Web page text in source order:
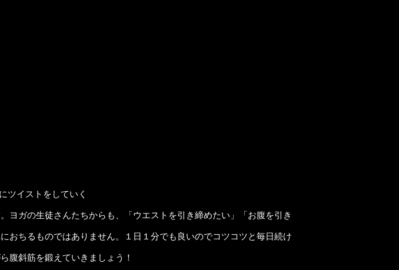
ツイストをしていく
ヨガの生徒さんたちからも、「ウエストを引き締めたい」「お腹を引き
おちるものではありません。１日１分でも良いのでコツコツと毎日続け
腹斜筋を鍛えていきましょう！